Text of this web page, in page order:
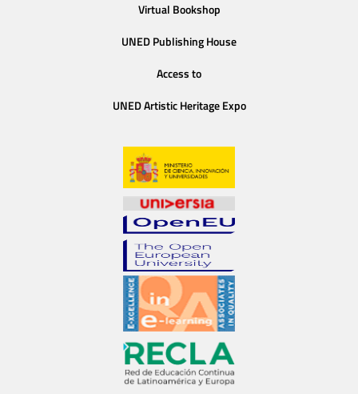
Virtual Bookshop
UNED Publishing House
Access to
UNED Artistic Heritage Expo